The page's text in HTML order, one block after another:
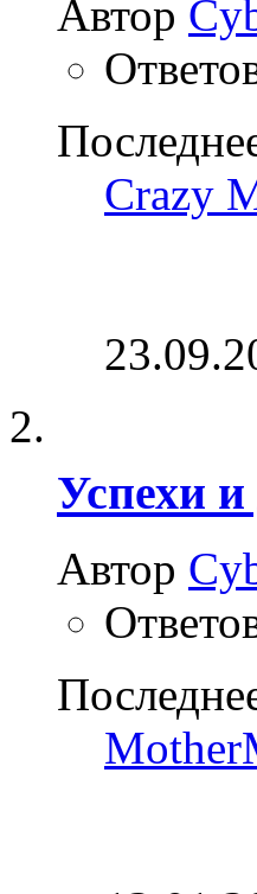
Автор
Crazy
Успехи
Автор